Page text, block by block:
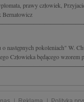
prawy człowiek,
Bernatowicz
następnych pokoleniach" W.
Człowieka będącego wzorem